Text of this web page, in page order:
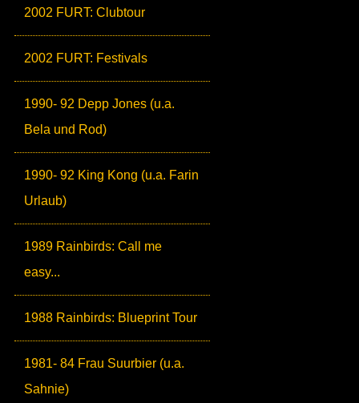
2002 FURT: Clubtour
2002 FURT: Festivals
1990- 92 Depp Jones (u.a.
Bela und Rod)
1990- 92 King Kong (u.a. Farin
Urlaub)
1989 Rainbirds: Call me
easy...
1988 Rainbirds: Blueprint Tour
1981- 84 Frau Suurbier (u.a.
Sahnie)